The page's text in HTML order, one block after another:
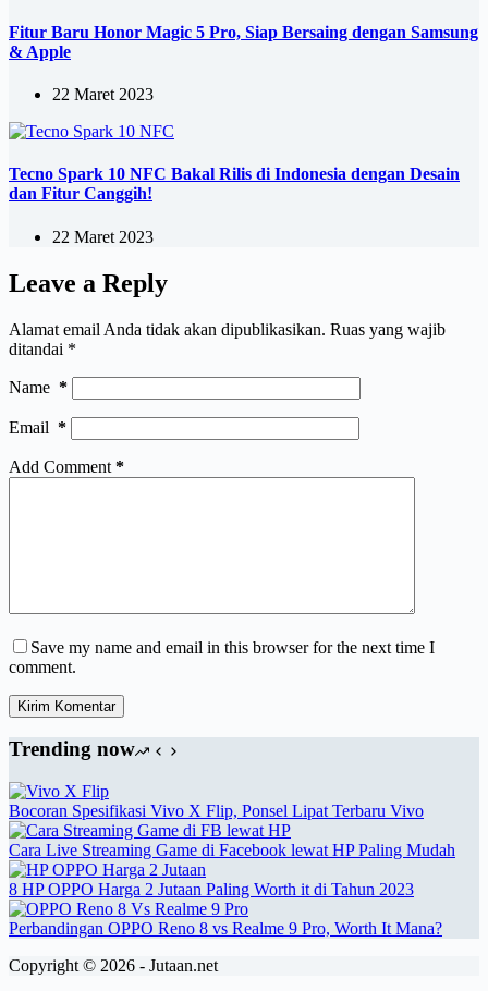
Fitur Baru Honor Magic 5 Pro, Siap Bersaing dengan Samsung
& Apple
22 Maret 2023
Tecno Spark 10 NFC Bakal Rilis di Indonesia dengan Desain
dan Fitur Canggih!
22 Maret 2023
Leave a Reply
Alamat email Anda tidak akan dipublikasikan. Ruas yang wajib
ditandai *
Name *
Email *
Add Comment *
Save my name and email in this browser for the next time I
comment.
Kirim Komentar
Trending now
Bocoran Spesifikasi Vivo X Flip, Ponsel Lipat Terbaru Vivo
Cara Live Streaming Game di Facebook lewat HP Paling Mudah
8 HP OPPO Harga 2 Jutaan Paling Worth it di Tahun 2023
Perbandingan OPPO Reno 8 vs Realme 9 Pro, Worth It Mana?
Copyright © 2026 - Jutaan.net